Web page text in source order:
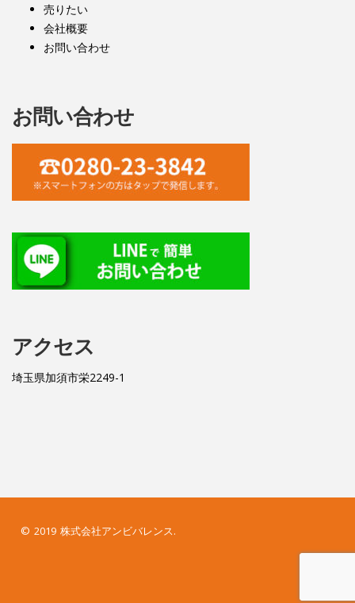
売りたい
会社概要
お問い合わせ
お問い合わせ
アクセス
埼玉県加須市栄2249-1
© 2019 株式会社アンビバレンス.